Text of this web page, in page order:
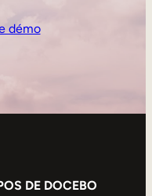
démo
DE DOCEBO